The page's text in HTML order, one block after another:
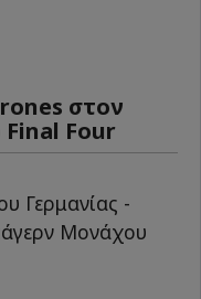
στον
Final Four